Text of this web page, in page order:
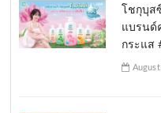
โชกุบุส
แบรนด์
กระแส